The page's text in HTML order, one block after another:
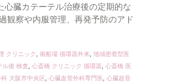
心臓カテーテル治療後の定期的な
察や内服管理、再発予防のアド
クリニック 南船場 循環器外来 地域密着型医
ル後 検査 心斎橋 クリニック 循環器
心斎橋 医
大阪市中央区 心臓血管外科専門医
心臓超音